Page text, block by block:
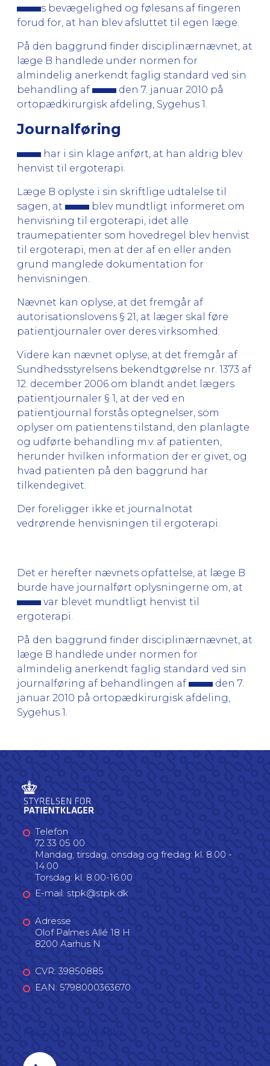
s bevægelighed og følesans af fingeren
forud for, at han blev afsluttet til egen læge.
På den baggrund finder disciplinærnævnet, at
læge B handlede under normen for
almindelig anerkendt faglig standard ved sin
behandling af
den 7. januar 2010 på
ortopædkirurgisk afdeling, Sygehus 1.
Journalføring
har i sin klage anført, at han aldrig blev
henvist til ergoterapi.
Læge B oplyste i sin skriftlige udtalelse til
sagen, at
blev mundtligt informeret om
henvisning til ergoterapi, idet alle
traumepatienter som hovedregel blev henvist
til ergoterapi, men at der af en eller anden
grund manglede dokumentation for
henvisningen.
Nævnet kan oplyse, at det fremgår af
autorisationslovens § 21, at læger skal føre
patientjournaler over deres virksomhed.
Videre kan nævnet oplyse, at det fremgår af
Sundhedsstyrelsens bekendtgørelse nr. 1373 af
12. december 2006 om blandt andet lægers
patientjournaler § 1, at der ved en
patientjournal forstås optegnelser, som
oplyser om patientens tilstand, den planlagte
og udførte behandling m.v. af patienten,
herunder hvilken information der er givet, og
hvad patienten på den baggrund har
tilkendegivet.
Der foreligger ikke et journalnotat
vedrørende henvisningen til ergoterapi.
Det er herefter nævnets opfattelse, at læge B
burde have journalført oplysningerne om, at
var blevet mundtligt henvist til
ergoterapi.
På den baggrund finder disciplinærnævnet, at
læge B handlede under normen for
almindelig anerkendt faglig standard ved sin
journalføring af behandlingen af
den 7.
januar 2010 på ortopædkirurgisk afdeling,
Sygehus 1.
Telefon
72 33 05 00
Mandag, tirsdag, onsdag og fredag: kl. 8.00 -
14.00
Torsdag: kl. 8.00-16.00
E-mail: stpk@stpk.dk
Adresse
Olof Palmes Allé 18 H
8200 Aarhus N
CVR: 39850885
EAN: 5798000363670
Linkedin profil